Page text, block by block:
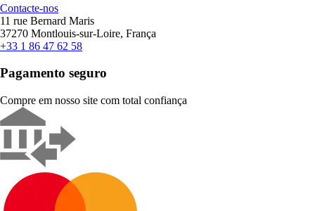
Contacte-nos
11 rue Bernard Maris
37270 Montlouis-sur-Loire, França
+33 1 86 47 62 58
Pagamento seguro
Compre em nosso site com total confiança